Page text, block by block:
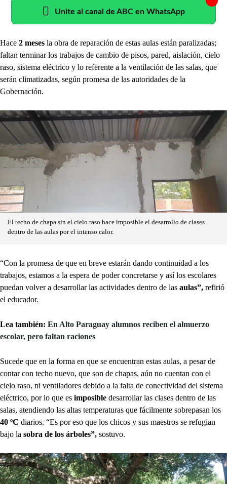
Unite al canal de ABC en WhatsApp
Hace 2 meses la obra de reparación de estas aulas están paralizadas;
faltan terminar los trabajos de cambio de pisos, pared, aislación, cielo
raso, sistema eléctrico y lo referente a la ventilación de las salas, que
serán climatizadas, según promesa de las autoridades de la
Gobernación.
El techo de chapa sin el cielo raso hace imposible el desarrollo de clases
dentro de las aulas por el intenso calor.
“Con la promesa de que en breve estarán dando continuidad a los
trabajos, estamos a la espera de poder concretarse y así los escolares
puedan volver a desarrollar las actividades dentro de las aulas”, refirió
el educador.
Lea también: En Alto Paraguay alumnos reciben el almuerzo
escolar, pero faltan raciones
Sucede que en la forma en que se encuentran estas aulas, a pesar de
contar con techo nuevo, que son de chapas, aún no cuentan con el
cielo raso, ni ventiladores debido a la falta de conectividad del sistema
eléctrico, por lo que es imposible desarrollar las clases dentro de las
salas, atendiendo las altas temperaturas que fácilmente sobrepasan los
40 ºC diarios. “Es por eso que los chicos y sus maestros se refugian
bajo la sobra de los árboles”, sostuvo.